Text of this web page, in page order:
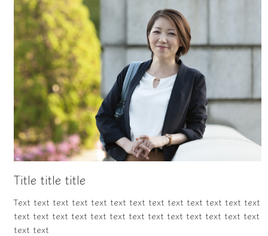
募集職種一覧
Title title title
Text text text text text text text text text text text text text
text text text text text text text text text text text text text
text text